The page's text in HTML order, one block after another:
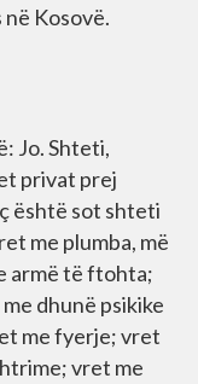
Kosovë.
Jo. Shteti,
privat prej
është sot shteti
me plumba, më
armë të ftohta;
dhunë psikike
me fyerje; vret
vret me